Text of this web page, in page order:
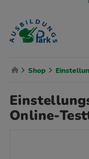
Zur Navigation
Zu den
Shop
Online-